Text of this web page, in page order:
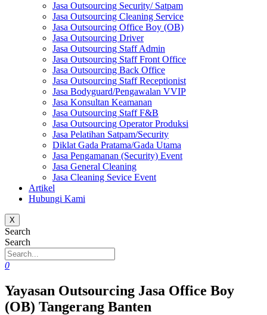
Jasa Outsourcing Security/ Satpam
Jasa Outsourcing Cleaning Service
Jasa Outsourcing Office Boy (OB)
Jasa Outsourcing Driver
Jasa Outsourcing Staff Admin
Jasa Outsourcing Staff Front Office
Jasa Outsourcing Back Office
Jasa Outsourcing Staff Receptionist
Jasa Bodyguard/Pengawalan VVIP
Jasa Konsultan Keamanan
Jasa Outsourcing Staff F&B
Jasa Outsourcing Operator Produksi
Jasa Pelatihan Satpam/Security
Diklat Gada Pratama/Gada Utama
Jasa Pengamanan (Security) Event
Jasa General Cleaning
Jasa Cleaning Sevice Event
Artikel
Hubungi Kami
X
Search
Search
0
Yayasan Outsourcing Jasa Office Boy
(OB) Tangerang Banten